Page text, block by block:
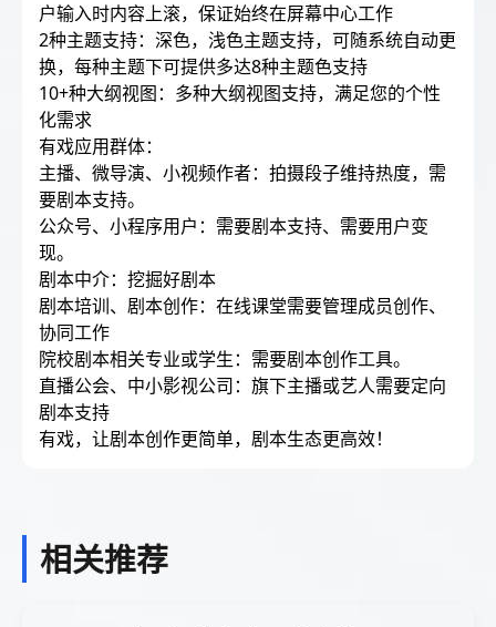
户输入时内容上滚，保证始终在屏幕中心工作
2种主题支持：深色，浅色主题支持，可随系统自动更
换，每种主题下可提供多达8种主题色支持
10+种大纲视图：多种大纲视图支持，满足您的个性
化需求
有戏应用群体：
主播、微导演、小视频作者：拍摄段子维持热度，需
要剧本支持。
公众号、小程序用户：需要剧本支持、需要用户变
现。
剧本中介：挖掘好剧本
剧本培训、剧本创作：在线课堂需要管理成员创作、
协同工作
院校剧本相关专业或学生：需要剧本创作工具。
直播公会、中小影视公司：旗下主播或艺人需要定向
剧本支持
有戏，让剧本创作更简单，剧本生态更高效！
相关推荐